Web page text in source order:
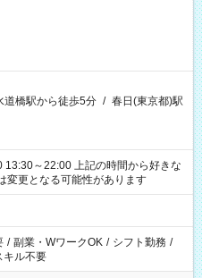
道橋駅から徒歩5分 / 春日(東京都)駅
記の時間から好きな
更となる可能性があります
/ 副業・WワークOK / シフト勤務 /
キル不要